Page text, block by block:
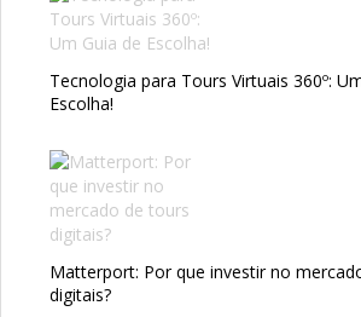
Tecnologia para Tours Virtuais 360º:
Escolha!
Matterport: Por que investir no
digitais?